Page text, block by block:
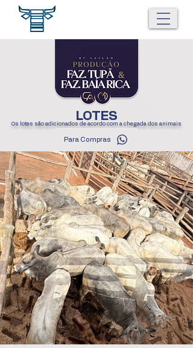
LOTES
Os lotes são adicionados de acordo com a chegada dos animais
Para Compras